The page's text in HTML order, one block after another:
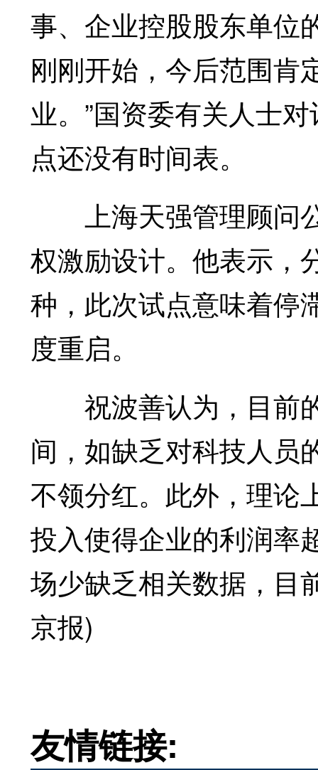
事、企业控股股东单位
刚刚开始，今后范围肯
业。”国资委有关人士
点还没有时间表。
上海天强管理顾问
权激励设计。他表示，
种，此次试点意味着停
度重启。
祝波善认为，目前
间，如缺乏对科技人员
不领分红。此外，理论
投入使得企业的利润率
场少缺乏相关数据，目
京报)
友情链接: